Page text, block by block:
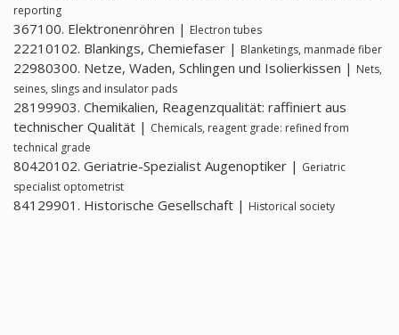
reporting
367100. Elektronenröhren | Electron tubes
22210102. Blankings, Chemiefaser | Blanketings, manmade fiber
22980300. Netze, Waden, Schlingen und Isolierkissen | Nets,
seines, slings and insulator pads
28199903. Chemikalien, Reagenzqualität: raffiniert aus
technischer Qualität | Chemicals, reagent grade: refined from
technical grade
80420102. Geriatrie-Spezialist Augenoptiker | Geriatric
specialist optometrist
84129901. Historische Gesellschaft | Historical society